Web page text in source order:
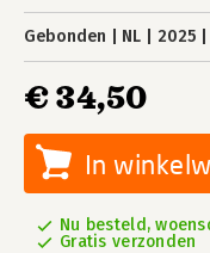
Gebonden NL 2025
€ 34,50
In
Nu besteld,
Gratis verzonden